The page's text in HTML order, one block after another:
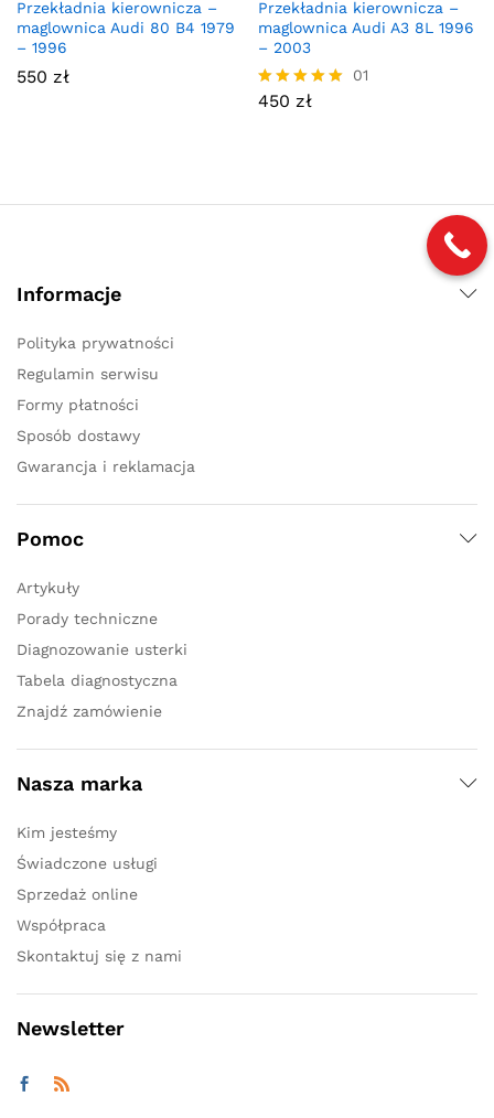
Przekładnia kierownicza –
maglownica Audi 80 B4 1979
– 1996
550 zł
Przekładnia kierownicza –
maglownica Audi A3 8L 1996
– 2003
Oceniono
01
450 zł
Informacje
Polityka prywatności
Regulamin serwisu
Formy płatności
Sposób dostawy
Gwarancja i reklamacja
Pomoc
Artykuły
Porady techniczne
Diagnozowanie usterki
Tabela diagnostyczna
Znajdź zamówienie
Nasza marka
Kim jesteśmy
Świadczone usługi
Sprzedaż online
Współpraca
Skontaktuj się z nami
Newsletter